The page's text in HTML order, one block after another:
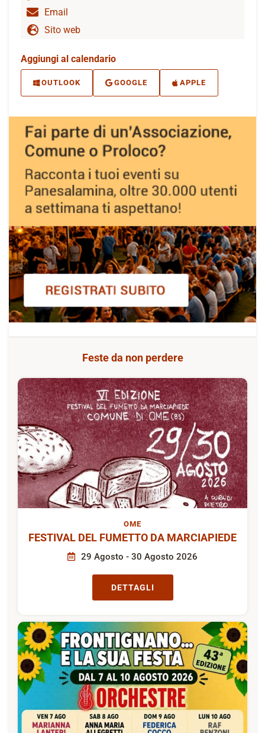
Email
Sito web
Aggiungi al calendario
OUTLOOK GOOGLE APPLE
Feste da non perdere
OME
FESTIVAL DEL FUMETTO DA MARCIAPIEDE
29 Agosto - 30 Agosto 2026
DETTAGLI